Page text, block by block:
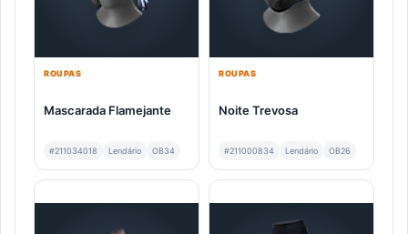
ROUPAS
Mascarada Flamejante
#211034018 Lendário OB34
ROUPAS
Noite Trevosa
#211000834 Lendário OB26